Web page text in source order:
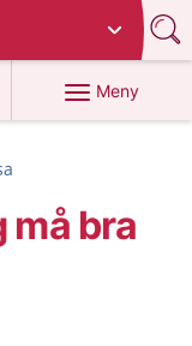
Meny
må bra